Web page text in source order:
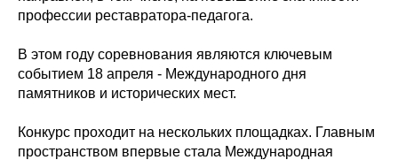
профессии реставратора-педагога.
В этом году соревнования являются ключевым
событием 18 апреля - Международного дня
памятников и исторических мест.
Конкурс проходит на нескольких площадках. Главным
пространством впервые стала Международная